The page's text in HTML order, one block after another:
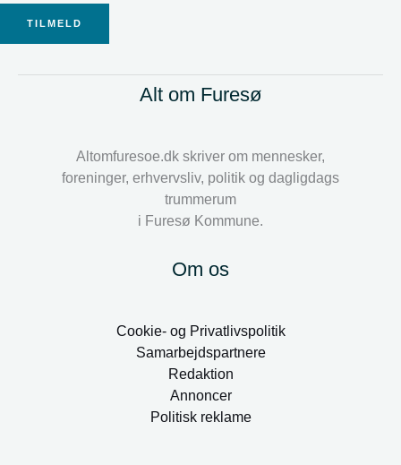
TILMELD
Alt om Furesø
Altomfuresoe.dk skriver om mennesker,
foreninger, erhvervsliv, politik og dagligdags
trummerum
i Furesø Kommune.
Om os
Cookie- og Privatlivspolitik
Samarbejdspartnere
Redaktion
Annoncer
Politisk reklame